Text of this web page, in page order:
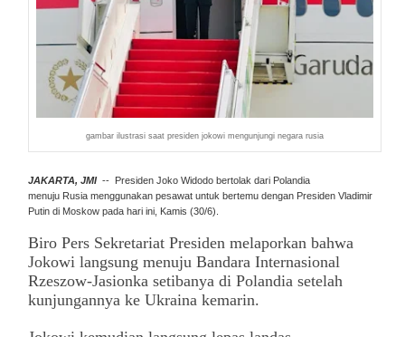
gambar ilustrasi saat presiden jokowi mengunjungi negara rusia
JAKARTA, JMI-- Presiden Joko Widodo bertolak dari Polandia
menuju Rusia menggunakan pesawat untuk bertemu dengan Presiden Vladimir
Putin di Moskow pada hari ini, Kamis (30/6).
Biro Pers Sekretariat Presiden melaporkan bahwa
Jokowi langsung menuju Bandara Internasional
Rzeszow-Jasionka setibanya di Polandia setelah
kunjungannya ke Ukraina kemarin.